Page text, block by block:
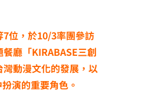
7位，於10/3率團參訪
廳「KIRABASE三創
動漫文化的發展，以
演的重要角色。